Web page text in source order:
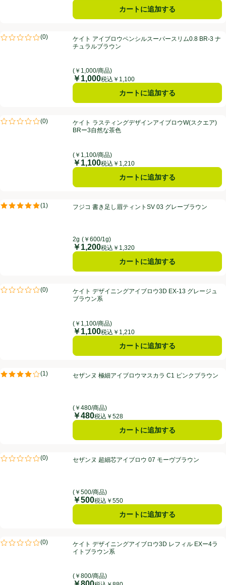
カートに追加する
ケイト アイブロウペンシルスーパースリム0.8 BR-3 ナチュラルブラウ
(0)
評価は0件のレビューで5点中0.0点。ケイト アイブロウペンシルスーパースリム0.8 BR-3 ナ
チュラルブラウン
(￥1,000/商品)
価格
￥1,000税込￥1,100
カートに追加する
ケイト ラスティングデザインアイブロウW(スクエア) BRー3自然な茶
(0)
評価は0件のレビューで5点中0.0点。ケイト ラスティングデザインアイブロウW(スクエア)
BRー3自然な茶色
(￥1,100/商品)
価格
￥1,100税込￥1,210
カートに追加する
フジコ 書き足し眉ティントSV 03 グレーブラウン
(1 )
評価は1件のレビューで5点中5.0点。フジコ 書き足し眉ティントSV 03 グレーブラウン
2g (￥600/1g)
価格
￥1,200税込￥1,320
カートに追加する
ケイト デザイニングアイブロウ3D EX-13 グレージュブラウン系
(0)
評価は0件のレビューで5点中0.0点。ケイト デザイニングアイブロウ3D EX-13 グレージュ
ブラウン系
(￥1,100/商品)
価格
￥1,100税込￥1,210
カートに追加する
セザンヌ 極細アイブロウマスカラ C1 ピンクブラウン
(1)
評価は1件のレビューで5点中4.0点。セザンヌ 極細アイブロウマスカラ C1 ピンクブラウン
(￥480/商品)
価格
￥480税込￥528
カートに追加する
セザンヌ 超細芯アイブロウ 07 モーヴブラウン
(0)
評価は0件のレビューで5点中0.0点。セザンヌ 超細芯アイブロウ 07 モーヴブラウン
(￥500/商品)
価格
￥500税込￥550
カートに追加する
ケイト デザイニングアイブロウ3D レフィル EXー4ライトブラウン系
(0)
評価は0件のレビューで5点中0.0点。ケイト デザイニングアイブロウ3D レフィル EXー4ラ
イトブラウン系
(￥800/商品)